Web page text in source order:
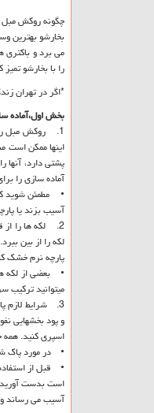
چگونه روکش مبل
بخارشو بهترین
می برد و باکتری
را با بخارشو
*اگر در تهران
بخش اول،آماده
1. روکش مبل را
اینها ممکن است
پشتی دارد،
آماده سازی را
• مطمئن شوید
آسیب بزند یا
2. لکه ها را
پارچه نرم خشک
• بعضی از لکه
میتوانید ترکیب
3. شرایط لازم
و پود بخشهایی
اسپری کنید. همه
• در مورد پاک
• قبل از
آسیب می رساند و